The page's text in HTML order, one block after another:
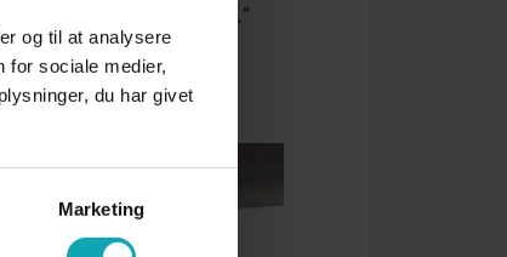
og til at analysere
for sociale medier,
du har givet
Marketing
og virksomhedsøkonomi.”